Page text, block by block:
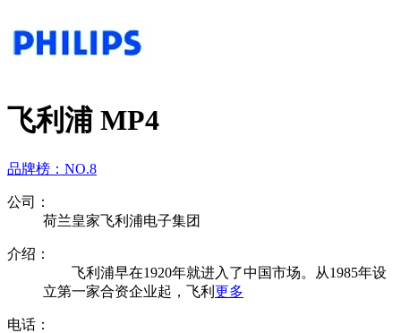
飞利浦 MP4
品牌榜： NO.8
公司：
荷兰皇家飞利浦电子集团
介绍：
飞利浦早在1920年就进入了中国市场。从1985年设
立第一家合资企业起，飞利 更多
电话：